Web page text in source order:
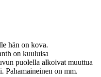
hän on kova.
on kuuluisa
puolella alkoivat muuttua
Pahamaineinen on mm.